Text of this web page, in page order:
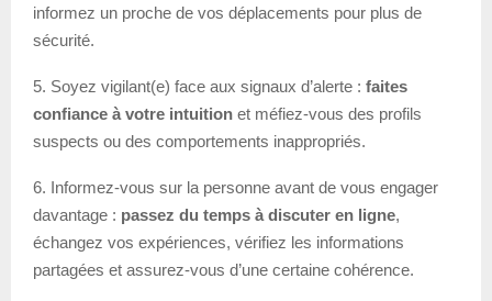
informez un proche de vos déplacements pour plus de
sécurité.
5. Soyez vigilant(e) face aux signaux d’alerte : faites
confiance à votre intuition et méfiez-vous des profils
suspects ou des comportements inappropriés.
6. Informez-vous sur la personne avant de vous engager
davantage : passez du temps à discuter en ligne,
échangez vos expériences, vérifiez les informations
partagées et assurez-vous d’une certaine cohérence.